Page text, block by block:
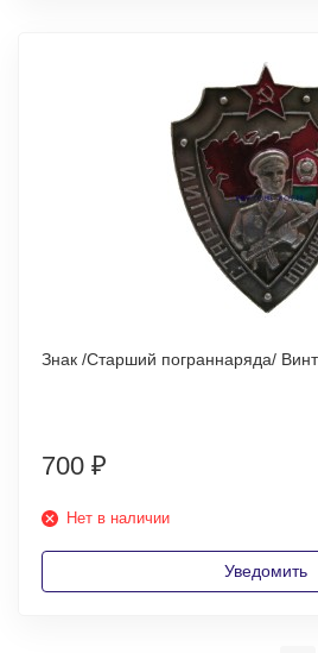
700 ₽
Нет в наличии
Уведомить